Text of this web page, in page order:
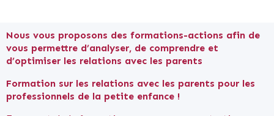
Nous vous proposons des formations-actions afin de
vous permettre d’analyser, de comprendre et
d’optimiser les relations avec les parents
Formation sur les relations avec les parents pour les
professionnels de la petite enfance !